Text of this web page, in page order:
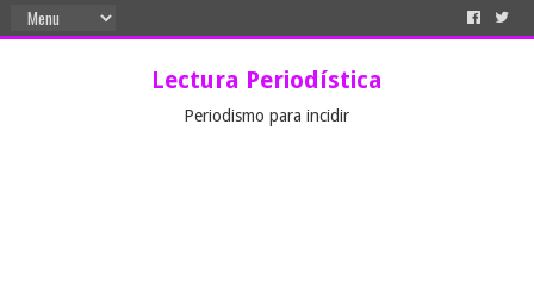
Lectura Periodística
Periodismo para incidir